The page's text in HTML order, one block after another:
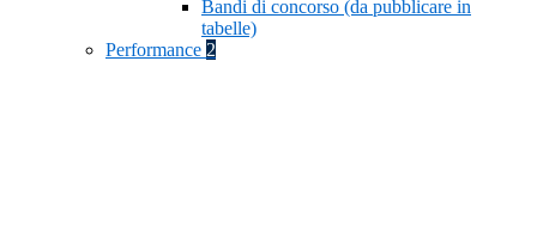
Bandi di concorso (da pubblicare in
tabelle)
Performance 2